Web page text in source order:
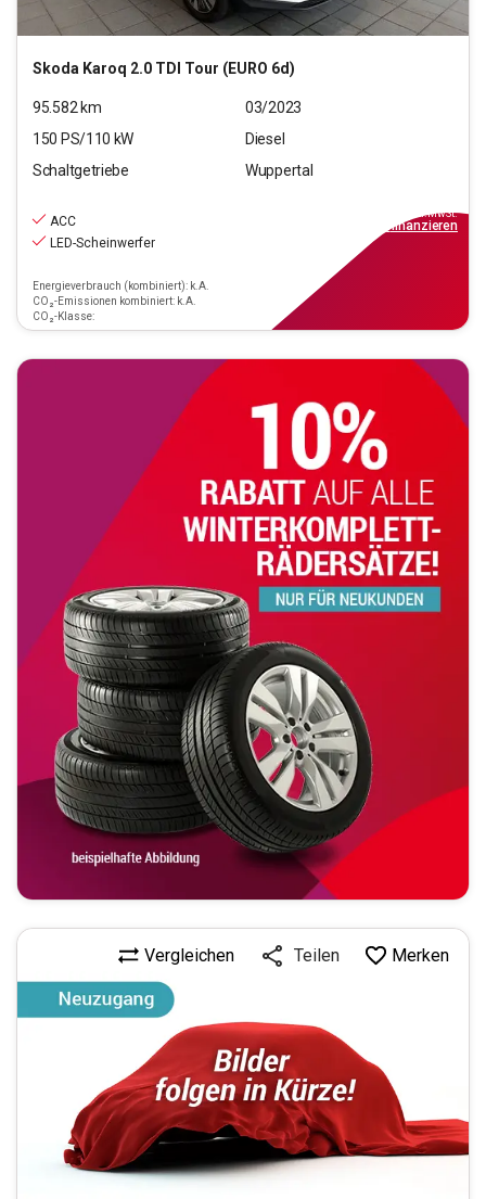
Skoda Karoq 2.0 TDI Tour (EURO 6d)
95.582 km
03/2023
150 PS/110 kW
Diesel
Schaltgetriebe
Wuppertal
ACC
LED-Scheinwerfer
Energieverbrauch (kombiniert): k.A.
CO₂-Emissionen kombiniert: k.A.
CO₂-Klasse:
inkl.MwSt.
finanzieren
Vergleichen Teilen Merken